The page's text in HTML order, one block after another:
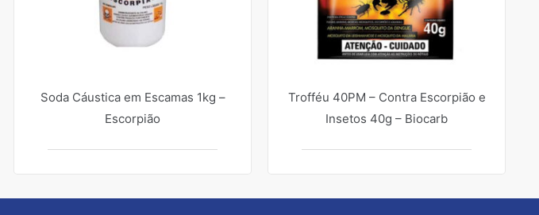
Soda Cáustica em Escamas 1kg –
Escorpião
Trofféu 40PM – Contra Escorpião e
Insetos 40g – Biocarb